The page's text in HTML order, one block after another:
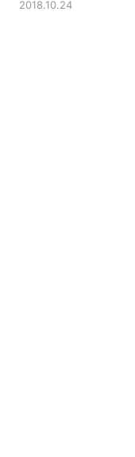
2018.10.24